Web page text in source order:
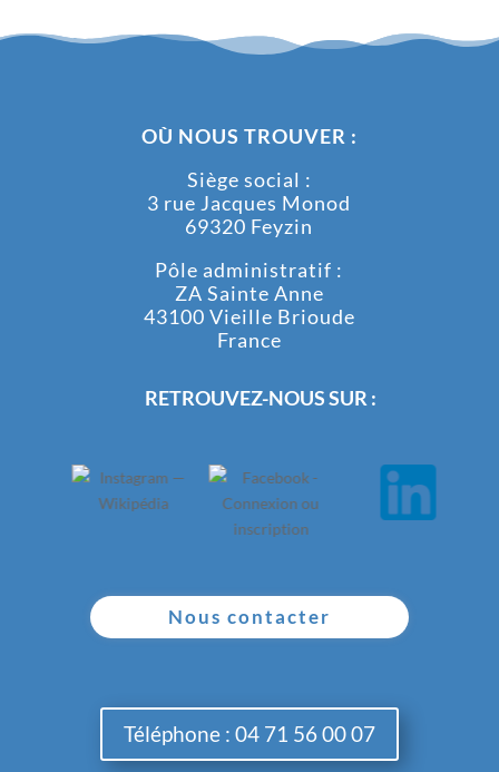
OÙ NOUS TROUVER :
Siège social :
3 rue Jacques Monod
69320 Feyzin
Pôle administratif :
ZA Sainte Anne
43100 Vieille Brioude
France
RETROUVEZ-NOUS SUR :
Nous contacter
Téléphone : 04 71 56 00 07